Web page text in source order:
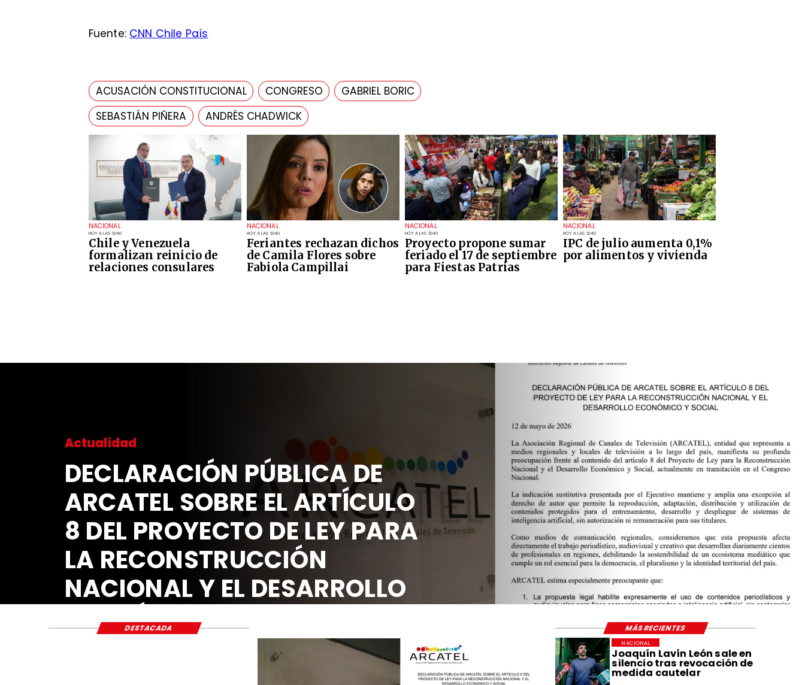
NACIONAL
HOY A LAS 12:40
Chile y Venezuela
formalizan reinicio de
relaciones consulares
NACIONAL
HOY A LAS 12:40
Feriantes rechazan dichos
de Camila Flores sobre
Fabiola Campillai
NACIONAL
HOY A LAS 12:40
Proyecto propone sumar
feriado el 17 de septiembre
para Fiestas Patrias
NACIONAL
HOY A LAS 12:40
IPC de julio aumenta 0,1%
por alimentos y vivienda
Fuente: CNN Chile País
ACUSACIÓN CONSTITUCIONAL CONGRESO
GABRIEL BORIC
SEBASTIÁN PIÑERA
ANDRÉS CHADWICK
DECLARACIÓN PÚBLICA DE
ARCATEL SOBRE EL ARTÍCULO
8 DEL PROYECTO DE LEY PARA
LA RECONSTRUCCIÓN
NACIONAL Y EL DESARROLLO
ECONÓMICO Y SOCIAL
Joaquín Lavín León sale en
silencio tras revocación de
medida cautelar
NACIONAL
DESTACADA MÁS RECIENTES